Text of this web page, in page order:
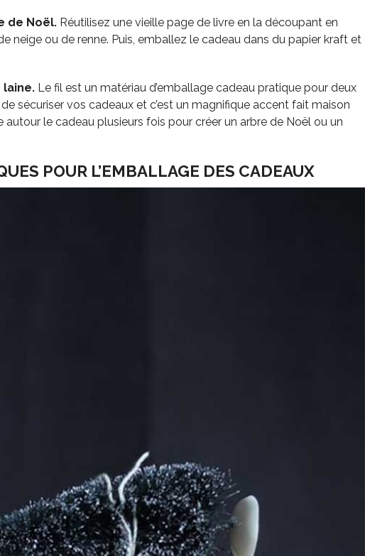
de Noël.Réutilisez une vieille page de livre en la découpant en
neige ou de renne. Puis, emballez le cadeau dans du papier kraft et
laine.Le fil est un matériau d’emballage cadeau pratique pour deux
sécuriser vos cadeaux et c’est un magnifique accent fait maison
le cadeau plusieurs fois pour créer un arbre de Noël ou un
POUR L’EMBALLAGE DES CADEAUX